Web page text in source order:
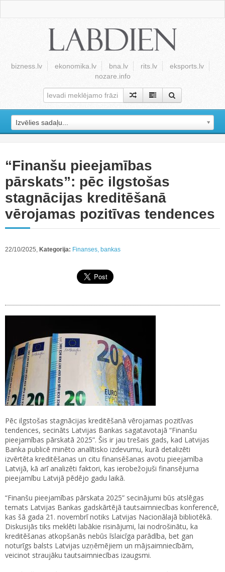
bizness.lv ekonomika.lv bna.lv rits.lv
eksports.lv
nozare.info
Izvēlies sadaļu...
“Finanšu pieejamības
pārskats”: pēc ilgstošas
stagnācijas kreditēšanā
vērojamas pozitīvas tendences
22/10/2025, Kategorija: Finanses, bankas
Pēc ilgstošas stagnācijas kreditēšanā vērojamas pozitīvas
tendences, secināts Latvijas Bankas sagatavotajā “Finanšu
pieejamības pārskatā 2025”. Šis ir jau trešais gads, kad Latvijas
Banka publicē minēto analītisko izdevumu, kurā detalizēti
izvērtēta kreditēšanas un citu finansēšanas avotu pieejamība
Latvijā, kā arī analizēti faktori, kas ierobežojuši finansējuma
pieejamību Latvijā pēdējo gadu laikā.
“Finanšu pieejamības pārskata 2025” secinājumi būs atslēgas
temats Latvijas Bankas gadskārtējā tautsaimniecības konferencē,
kas šā gada 21. novembrī notiks Latvijas Nacionālajā bibliotēkā.
Diskusijās tiks meklēti labākie risinājumi, lai nodrošinātu, ka
kreditēšanas atkopšanās nebūs īslaicīga parādība, bet gan
noturīgs balsts Latvijas uzņēmējiem un mājsaimniecībām,
veicinot straujāku tautsaimniecības izaugsmi.